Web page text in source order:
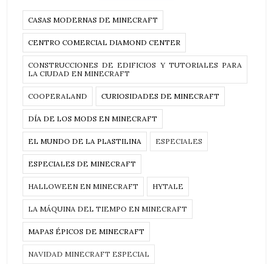
CASAS MODERNAS DE MINECRAFT
CENTRO COMERCIAL DIAMOND CENTER
CONSTRUCCIONES DE EDIFICIOS Y TUTORIALES PARA
LA CIUDAD EN MINECRAFT
COOPERALAND CURIOSIDADES DE MINECRAFT
DÍA DE LOS MODS EN MINECRAFT
EL MUNDO DE LA PLASTILINA ESPECIALES
ESPECIALES DE MINECRAFT
HALLOWEEN EN MINECRAFT HYTALE
LA MÁQUINA DEL TIEMPO EN MINECRAFT
MAPAS ÉPICOS DE MINECRAFT
NAVIDAD MINECRAFT ESPECIAL